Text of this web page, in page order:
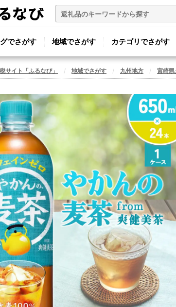
でさがす 地域でさがす カテゴリでさがす
サイト「ふるなび」 地域でさがす 九州地方 宮崎県